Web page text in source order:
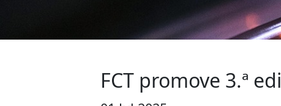
FCT promove 3.ª